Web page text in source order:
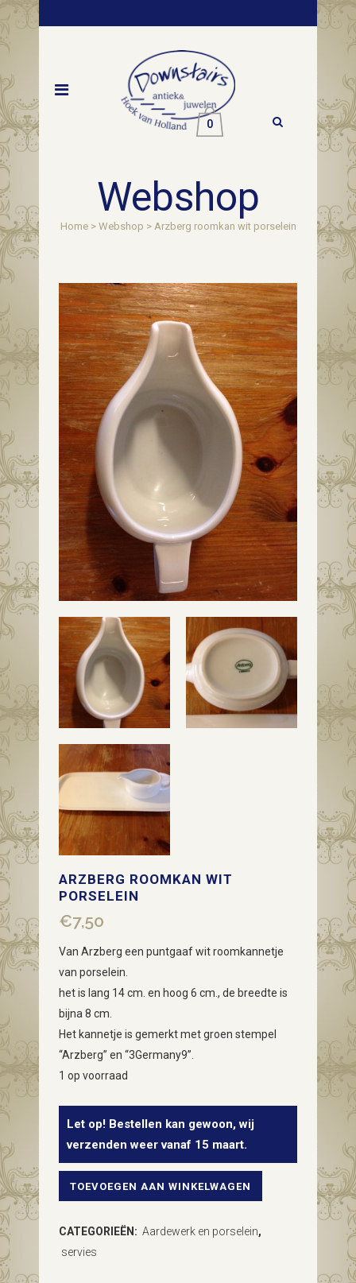
0
Webshop
Home> Webshop > Arzberg roomkan wit porselein
ARZBERG ROOMKAN WIT
PORSELEIN
€7,50
Van Arzberg een puntgaaf wit roomkannetje
van porselein.
het is lang 14 cm. en hoog 6 cm., de breedte is
bijna 8 cm.
Het kannetje is gemerkt met groen stempel
“Arzberg” en “3Germany9”.
1 op voorraad
Let op! Bestellen kan gewoon, wij
verzenden weer vanaf 15 maart.
Arzberg
TOEVOEGEN AAN WINKELWAGEN
CATEGORIEËN: Aardewerk en porselein,
servies